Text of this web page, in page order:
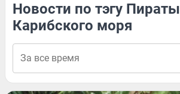
Новости по тэгу Пираты
Карибского моря